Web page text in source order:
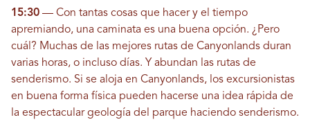
15:30 — Con tantas cosas que hacer y el tiempo
apremiando, una caminata es una buena opción. ¿Pero
cuál? Muchas de las mejores rutas de Canyonlands duran
varias horas, o incluso días. Y abundan las rutas de
senderismo. Si se aloja en Canyonlands, los excursionistas
en buena forma física pueden hacerse una idea rápida de
la espectacular geología del parque haciendo senderismo.